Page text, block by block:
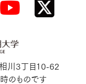
川3丁目10-62
のものです